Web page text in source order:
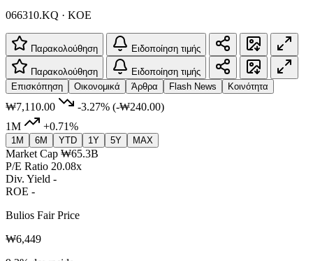
066310.KQ · KOE
Παρακολούθηση Ειδοποίηση τιμής
Παρακολούθηση
Ειδοποίηση τιμής
Επισκόπηση
Οικονομικά Άρθρα Flash News Κοινότητα
₩7,110.00 -3.27% (-₩240.00)
1M
+0.71%
1M 6M YTD 1Y 5Y MAX
Market Cap ₩65.3B
P/E Ratio 20.08x
Div. Yield -
ROE -
Bulios Fair Price
₩6,449